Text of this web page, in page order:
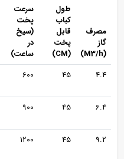
مصرف
گاز
(M3/h)
طول
کباب
قابل
پخت
(CM)
سرعت
پخت
(سیخ
در
ساعت)
4.4
45
600
6.4
45
900
9.2
45
1200